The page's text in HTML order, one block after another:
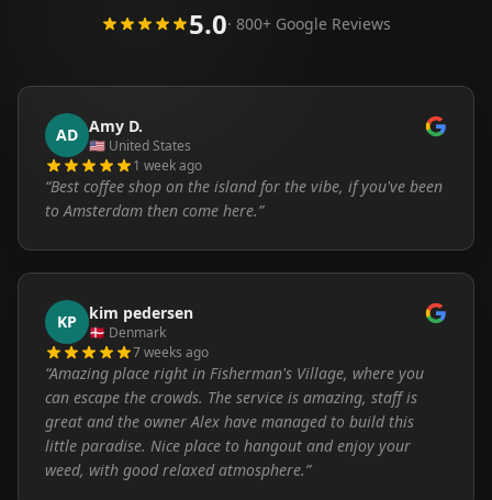
5.0· 800+ Google Reviews
AD Amy D.
🇺🇸 United States
1 week ago
“Best coffee shop on the island for the vibe, if you've been
to Amsterdam then come here.”
KP kim pedersen
🇩🇰 Denmark
7 weeks ago
“Amazing place right in Fisherman's Village, where you
can escape the crowds. The service is amazing, staff is
great and the owner Alex have managed to build this
little paradise. Nice place to hangout and enjoy your
weed, with good relaxed atmosphere.”